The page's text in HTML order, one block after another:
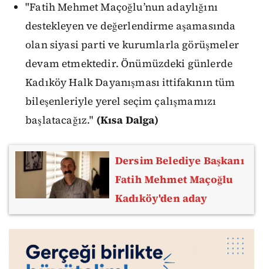
"Fatih Mehmet Maçoğlu’nun adaylığını
destekleyen ve değerlendirme aşamasında
olan siyasi parti ve kurumlarla görüşmeler
devam etmektedir. Önümüzdeki günlerde
Kadıköy Halk Dayanışması ittifakının tüm
bileşenleriyle yerel seçim çalışmamızı
başlatacağız." (Kısa Dalga)
Dersim Belediye Başkanı
Fatih Mehmet Maçoğlu
Kadıköy'den aday